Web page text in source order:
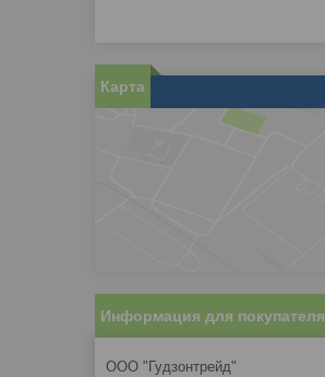
Карта
Информация для покупателя
ООО "Гудзонтрейд"